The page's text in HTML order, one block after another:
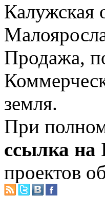
Калужская
Продажа,
земля.
При
ссылка на
проектов